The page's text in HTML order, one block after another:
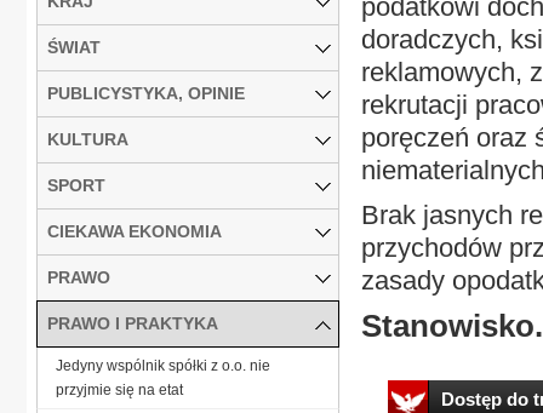
podatkowi
doradczych,
reklamowych,
rekrutacji
poręczeń oraz
Brak jasnych
przychodów
zasady
Dostęp do
ŚWIAT
PUBLICYSTYKA, OPINIE
KULTURA
SPORT
CIEKAWA EKONOMIA
PRAWO
PRAWO I PRAKTYKA
Jedyny wspólnik spółki z o.o. nie
przyjmie się na etat